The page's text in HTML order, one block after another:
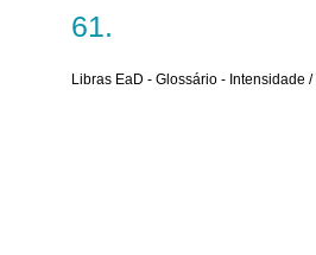
Libras EaD - Glossário - Intensidade